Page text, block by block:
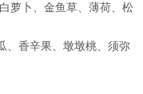
卜、金鱼草、薄荷、松
香辛果、墩墩桃、须弥